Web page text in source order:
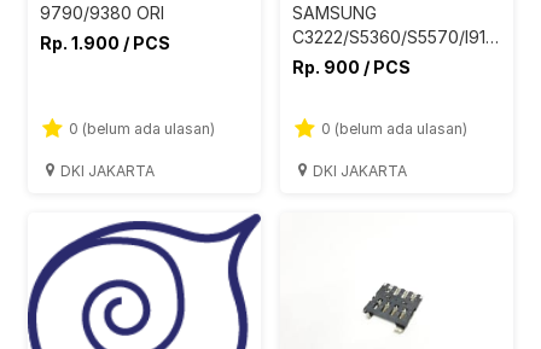
9790/9380 ORI
Rp. 1.900 / PCS
0 (belum ada ulasan)
DKI JAKARTA
SAMSUNG
C3222/S5360/S5570/I9103/
AA
Rp. 900 / PCS
0 (belum ada ulasan)
DKI JAKARTA